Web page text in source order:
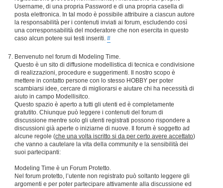
Username, di una propria Password e di una propria casella di
posta elettronica. In tal modo è possibile attribuire a ciascun autore
la responsabilità per i contenuti inviati ai forum, escludendo così
una corresponsabilità del moderatore che non esercita in questo
caso alcun potere sui testi inseriti. #
Benvenuto nel forum di Modeling Time.
Questo è un sito di diffusione modellistica di tecnica e condivisione
di realizzazioni, procedure e suggerimenti. Il nostro scopo è
mettere in contatto persone con lo stesso HOBBY per poter
scambiarsi idee, cercare di migliorarsi e aiutare chi ha necessità di
aiuto in campo Modellisitco.
Questo spazio è aperto a tutti gli utenti ed è completamente
gratutito. Chiunque può leggere i contenuti del forum di
discussione mentre solo gli utenti registrati possono rispondere a
discussioni già aperte o iniziarne di nuove. Il forum è soggetto ad
alcune regole (che una volta iscritto si da per certo avere accettato)
che vanno a cautelare la vita della community e la sensibilità dei
suoi partecipanti:
Modeling Time è un Forum Protetto.
Nel forum protetto, l’utente non registrato può soltanto leggere gli
argomenti e per poter partecipare attivamente alla discussione ed